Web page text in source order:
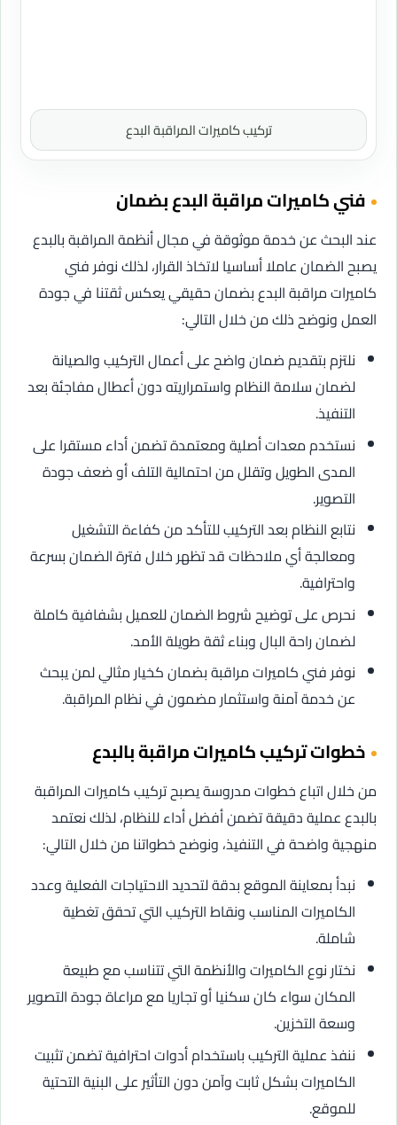
تركيب كاميرات المراقبة البدع
فني كاميرات مراقبة البدع بضمان
عند البحث عن خدمة موثوقة في مجال أنظمة المراقبة بالبدع
يصبح الضمان عاملا أساسيا لاتخاذ القرار، لذلك نوفر فني
كاميرات مراقبة البدع بضمان حقيقي يعكس ثقتنا في جودة
العمل ونوضح ذلك من خلال التالي:
نلتزم بتقديم ضمان واضح على أعمال التركيب والصيانة
لضمان سلامة النظام واستمراريته دون أعطال مفاجئة بعد
التنفيذ.
نستخدم معدات أصلية ومعتمدة تضمن أداء مستقرا على
المدى الطويل وتقلل من احتمالية التلف أو ضعف جودة
التصوير.
نتابع النظام بعد التركيب للتأكد من كفاءة التشغيل
ومعالجة أي ملاحظات قد تظهر خلال فترة الضمان بسرعة
واحترافية.
نحرص على توضيح شروط الضمان للعميل بشفافية كاملة
لضمان راحة البال وبناء ثقة طويلة الأمد.
نوفر فني كاميرات مراقبة بضمان كخيار مثالي لمن يبحث
عن خدمة آمنة واستثمار مضمون في نظام المراقبة.
خطوات تركيب كاميرات مراقبة بالبدع
من خلال اتباع خطوات مدروسة يصبح تركيب كاميرات المراقبة
بالبدع عملية دقيقة تضمن أفضل أداء للنظام، لذلك نعتمد
منهجية واضحة في التنفيذ، ونوضح خطواتنا من خلال التالي:
نبدأ بمعاينة الموقع بدقة لتحديد الاحتياجات الفعلية وعدد
الكاميرات المناسب ونقاط التركيب التي تحقق تغطية
شاملة.
نختار نوع الكاميرات والأنظمة التي تتناسب مع طبيعة
المكان سواء كان سكنيا أو تجاريا مع مراعاة جودة التصوير
وسعة التخزين.
ننفذ عملية التركيب باستخدام أدوات احترافية تضمن تثبيت
الكاميرات بشكل ثابت وآمن دون التأثير على البنية التحتية
للموقع.